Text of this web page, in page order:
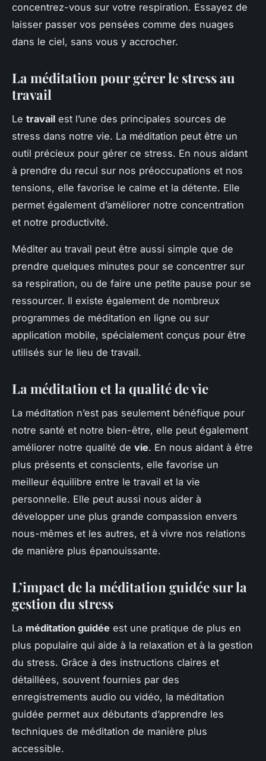
concentrez-vous sur votre respiration. Essayez de
laisser passer vos pensées comme des nuages
dans le ciel, sans vous y accrocher.
La méditation pour gérer le stress au
travail
Le travail est l’une des principales sources de
stress dans notre vie. La méditation peut être un
outil précieux pour gérer ce stress. En nous aidant
à prendre du recul sur nos préoccupations et nos
tensions, elle favorise le calme et la détente. Elle
permet également d’améliorer notre concentration
et notre productivité.
Méditer au travail peut être aussi simple que de
prendre quelques minutes pour se concentrer sur
sa respiration, ou de faire une petite pause pour se
ressourcer. Il existe également de nombreux
programmes de méditation en ligne ou sur
application mobile, spécialement conçus pour être
utilisés sur le lieu de travail.
La méditation et la qualité de vie
La méditation n’est pas seulement bénéfique pour
notre santé et notre bien-être, elle peut également
améliorer notre qualité de vie. En nous aidant à être
plus présents et conscients, elle favorise un
meilleur équilibre entre le travail et la vie
personnelle. Elle peut aussi nous aider à
développer une plus grande compassion envers
nous-mêmes et les autres, et à vivre nos relations
de manière plus épanouissante.
L’impact de la méditation guidée sur la
gestion du stress
La méditation guidée est une pratique de plus en
plus populaire qui aide à la relaxation et à la gestion
du stress. Grâce à des instructions claires et
détaillées, souvent fournies par des
enregistrements audio ou vidéo, la méditation
guidée permet aux débutants d’apprendre les
techniques de méditation de manière plus
accessible.